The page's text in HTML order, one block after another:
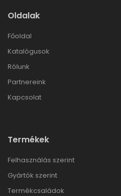
Oldalak
Főoldal
Katalógusok
Rólunk
Partnereink
Kapcsolat
Termékek
Felhasználás szerint
Gyártók szerint
Termékcsaládok